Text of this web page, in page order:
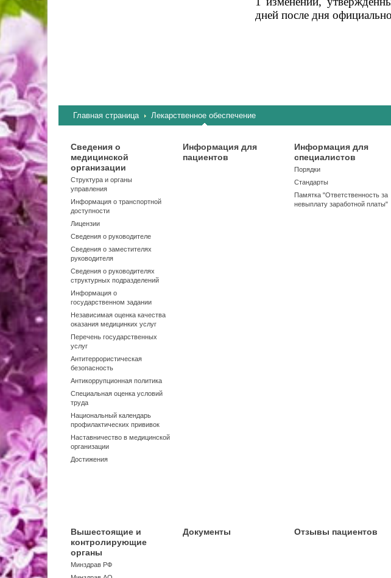
дней после дня
Главная страница Лекарственное обеспечение
Сведения о
медицинской
организации
Структура и органы
управления
Информация о транспортной
доступности
Лицензии
Сведения о руководителе
Сведения о заместителях
руководителя
Сведения о руководителях
структурных подразделений
Информация о
государственном задании
Независимая оценка качества
оказания медицинких услуг
Перечень государственных
услуг
Антитеррористическая
безопасность
Антикоррупционная политика
Специальная оценка условий
труда
Национальный календарь
профилактических прививок
Наставничество в медицинской
организации
Достижения
Информация для
пациентов
Информация для
специалистов
Порядки
Стандарты
Памятка "Ответственность за
невыплату заработной платы"
Вышестоящие и
контролирующие
органы
Минздрав РФ
Документы Отзывы пациентов